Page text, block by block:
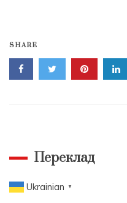
SHARE
Переклад
Ukrainian ▼